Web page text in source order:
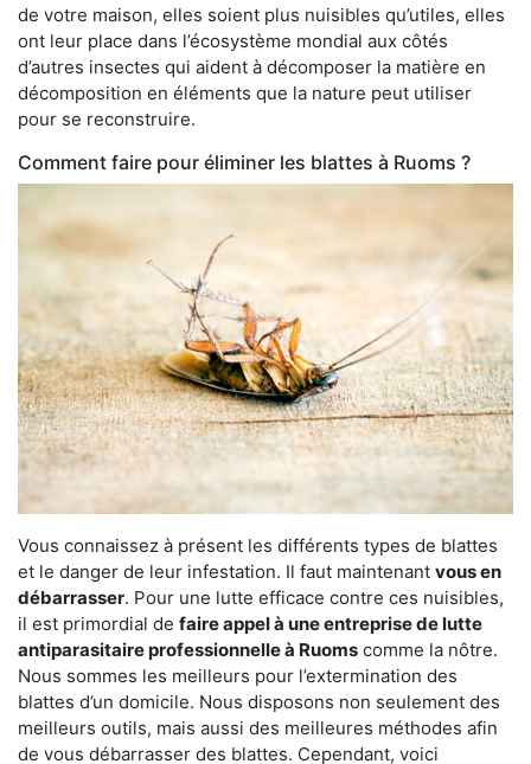
de votre maison, elles soient plus nuisibles qu’utiles, elles
ont leur place dans l’écosystème mondial aux côtés
d’autres insectes qui aident à décomposer la matière en
décomposition en éléments que la nature peut utiliser
pour se reconstruire.
Comment faire pour éliminer les blattes à Ruoms ?
Vous connaissez à présent les différents types de blattes
et le danger de leur infestation. Il faut maintenant vous en
débarrasser. Pour une lutte efficace contre ces nuisibles,
il est primordial de faire appel à une entreprise de lutte
antiparasitaire professionnelle à Ruoms comme la nôtre.
Nous sommes les meilleurs pour l’extermination des
blattes d’un domicile. Nous disposons non seulement des
meilleurs outils, mais aussi des meilleures méthodes afin
de vous débarrasser des blattes. Cependant, voici